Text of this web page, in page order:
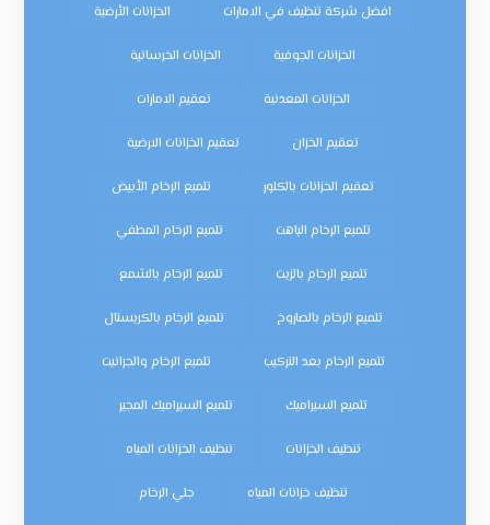
افضل شركة تنظيف في الامارات الخزانات الأرضية
الخزانات الجوفية الخزانات الخرسانية
الخزانات المعدنية تعقيم الامارات
تعقيم الخزان تعقيم الخزانات الارضية
تعقيم الخزانات بالكلور تلميع الرخام الأبيض
تلميع الرخام الباهت تلميع الرخام المطفي
تلميع الرخام بالزيت تلميع الرخام بالشمع
تلميع الرخام بالصاروخ تلميع الرخام بالكريستال
تلميع الرخام بعد التركيب تلميع الرخام والجرانيت
تلميع السيراميك تلميع السيراميك المجير
تنظيف الخزانات تنظيف الخزانات المياه
تنظيف خزانات المياه جلي الرخام